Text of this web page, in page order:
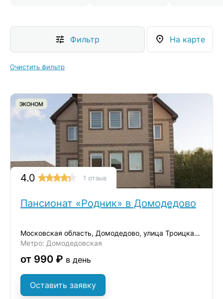
Фильтр На карте
Очистить фильтр
ЭКОНОМ
4.0 1 отзыв
Пансионат «Родник» в Домодедово
Московская область, Домодедово, улица Троицкая, 38
Метро: Домодедовская
от 990 ₽ в день
Оставить заявку